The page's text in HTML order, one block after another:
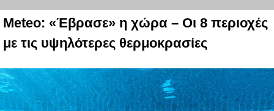
Meteo: «Έβρασε» η χώρα – Οι 8 περιοχές
με τις υψηλότερες θερμοκρασίες